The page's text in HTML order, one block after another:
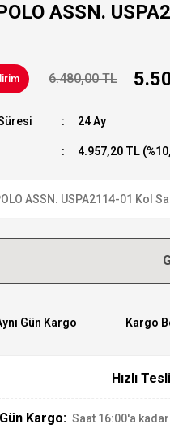
ASSN.
6.480,00 TL
24 Ay
4.957,20 TL
ASSN. USPA2114-01 Kol
Gün Kargo Kargo
Hızlı
Kargo: Saat 16:00'a